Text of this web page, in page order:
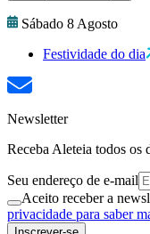
Sábado 8 Agosto
Festividade do dia
Newsletter
Receba Aleteia todos os
Seu endereço de e-mail
Aceito receber a
privacidade para saber